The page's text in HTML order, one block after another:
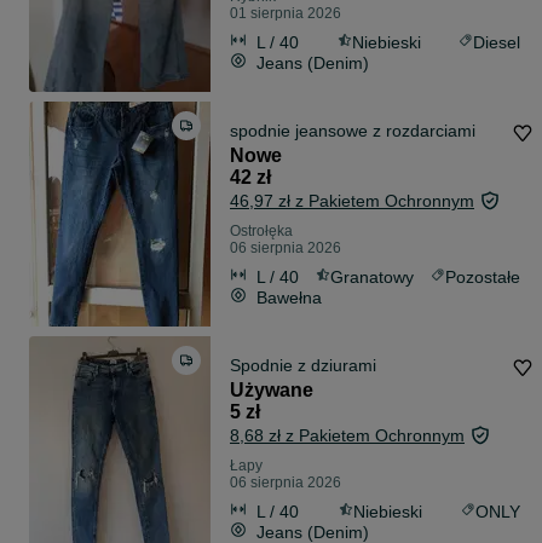
01 sierpnia 2026
L / 40 Niebieski
Diesel
Jeans (Denim)
spodnie jeansowe z rozdarciami
Nowe
42 zł
46,97 zł z Pakietem Ochronnym
Ostrołęka
06 sierpnia 2026
L / 40 Granatowy
Pozostałe
Bawełna
Spodnie z dziurami
Używane
5 zł
8,68 zł z Pakietem Ochronnym
Łapy
06 sierpnia 2026
L / 40 Niebieski
ONLY
Jeans (Denim)